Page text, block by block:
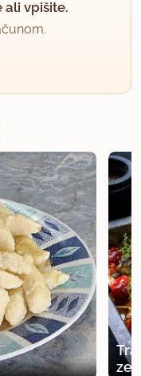
ali vpišite.